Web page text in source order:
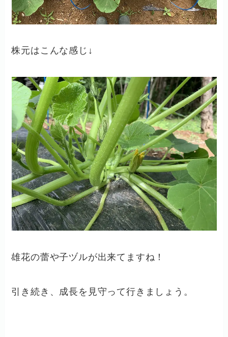
株元はこんな感じ↓
雄花の蕾や子ヅルが出来てますね！
引き続き、成長を見守って行きましょう。